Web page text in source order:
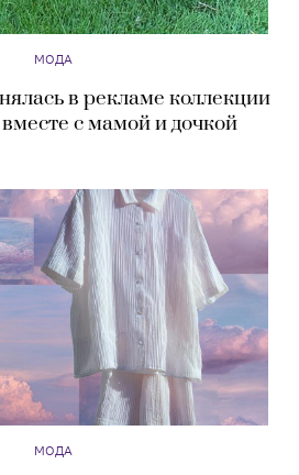
МОДА
в рекламе коллекции
с мамой и дочкой
МОДА